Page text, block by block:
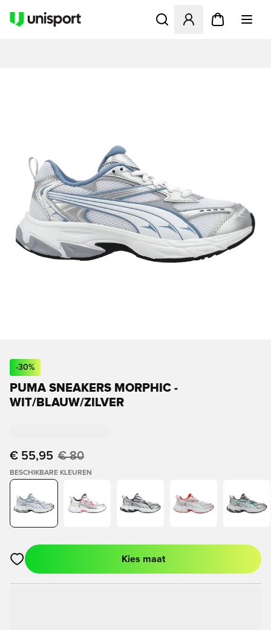
Opent een venster om in
-30%
PUMA SNEAKERS MORPHIC -
WIT/BLAUW/ZILVER
€ 55,95 € 80
BESCHIKBARE KLEUREN
Opent een venster om in te loggen of je aan te melden als lid
Kies maat